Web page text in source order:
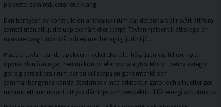
polyester som reducerar efterklang.
Den här typen av konstruktion är idealisk i rum där det annars blir svårt att föra
samtal utan att ljudet upplevs hårt eller skarpt. Tavlan hjälper till att skapa en
mjukare bakgrundsnivå och en mer behaglig ljudmiljö.
Placera tavlan där du upplever mycket eko eller hög ljudnivå, till exempel i
öppna planlösningar, hemmakontor eller sociala ytor. Motiv i denna kategori
gör sig särskilt bra i rum där du vill skapa en genomtänkt och
sammanhängande känsla. Stadsmotiv med arkitektur, gator och silhuetter ger
rummet ett mer urbant uttryck där linjer och perspektiv tillför energi och struktur.